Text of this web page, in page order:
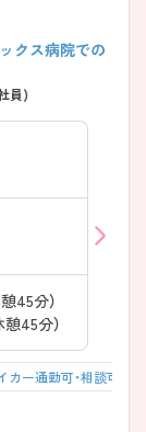
クス病院での
員)
45分）
45分）
カー通勤可・相談可